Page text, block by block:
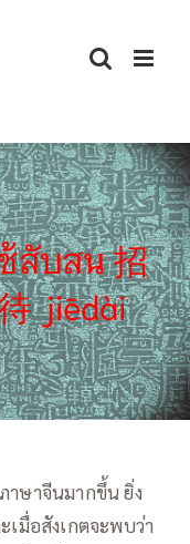
สับสน 招
jiēdài
าษาจีนมากขึ้น ยิ่ง
เมื่อสังเกตจะพบว่า